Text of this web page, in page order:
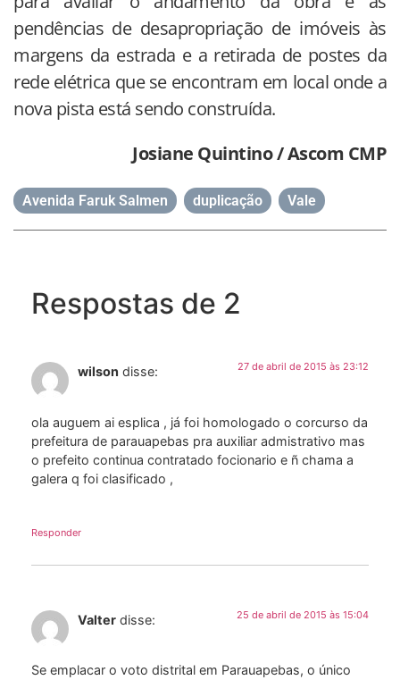
pendências de desapropriação de imóveis às
margens da estrada e a retirada de postes da
rede elétrica que se encontram em local onde a
nova pista está sendo construída.
Josiane Quintino / Ascom CMP
Avenida Faruk Salmen duplicação Vale
Respostas de 2
wilson disse: 27 de abril de 2015 às 23:12
ola auguem ai esplica , já foi homologado o corcurso da
prefeitura de parauapebas pra auxiliar admistrativo mas
o prefeito continua contratado focionario e ñ chama a
galera q foi clasificado ,
Responder
Valter disse: 25 de abril de 2015 às 15:04
Se emplacar o voto distrital em Parauapebas, o único